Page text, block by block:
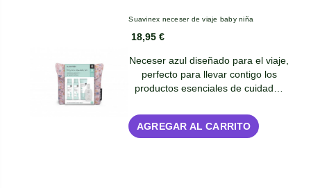
Suavinex neceser de viaje baby niña
18,95 €
Neceser azul diseñado para el viaje,
perfecto para llevar contigo los
productos esenciales de cuidad…
AGREGAR AL CARRITO